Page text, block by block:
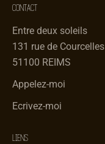
CONTACT
Entre deux soleils
131 rue de Courcelles
51100 REIMS
Appelez-moi
Ecrivez-moi
LIENS